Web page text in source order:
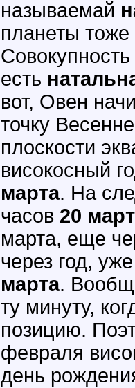
называемай
планеты
есть
вот, Овен
точку
плоскости
високосный
марта. На
часов 20
марта, еще
через год,
марта.
ту минуту,
позицию.
февраля
день